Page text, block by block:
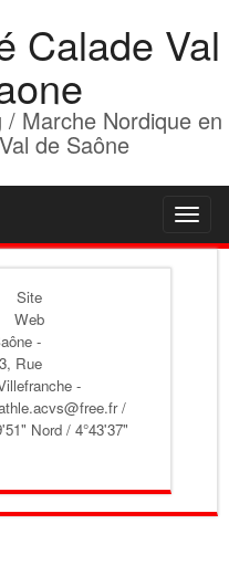
Calade Val
Marche Nordique en
de Saône
Site
Web
-
Rue
-
/
Nord / 4°43'37"